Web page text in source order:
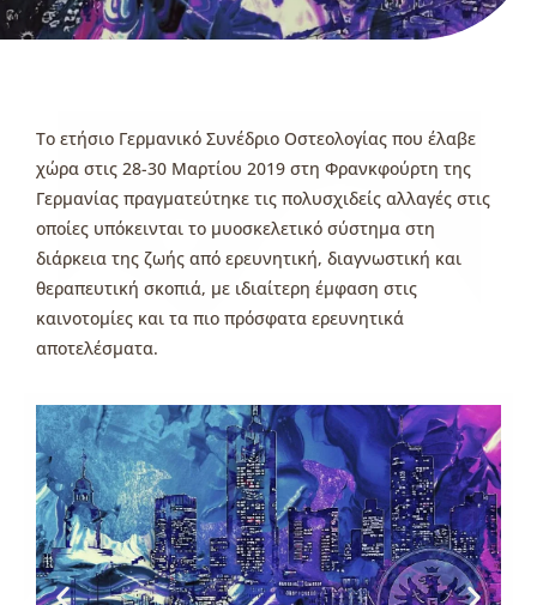
Το ετήσιο Γερμανικό Συνέδριο Οστεολογίας που έλαβε
χώρα στις 28-30 Μαρτίου 2019 στη Φρανκφούρτη της
Γερμανίας πραγματεύτηκε τις πολυσχιδείς αλλαγές στις
οποίες υπόκεινται το μυοσκελετικό σύστημα στη
διάρκεια της ζωής από ερευνητική, διαγνωστική και
θεραπευτική σκοπιά, με ιδιαίτερη έμφαση στις
καινοτομίες και τα πιο πρόσφατα ερευνητικά
αποτελέσματα.